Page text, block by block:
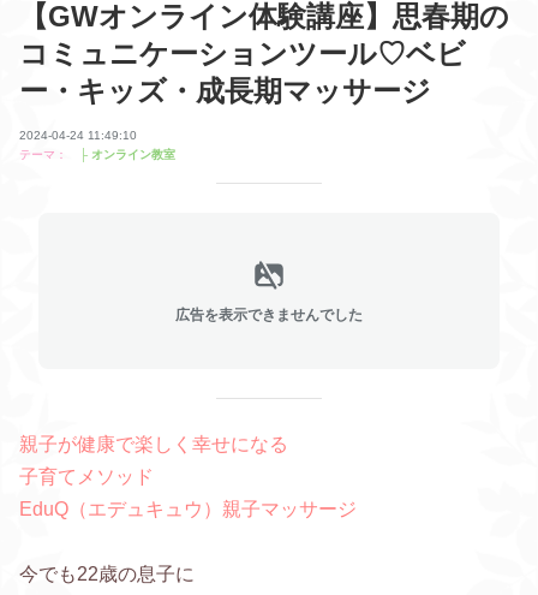
【GWオンライン体験講座】思春期の
コミュニケーションツール♡ベビ
ー・キッズ・成長期マッサージ
2024-04-24 11:49:10
テーマ：
├ オンライン教室
広告を表示できませんでした
親子が健康で楽しく幸せになる
子育てメソッド
EduQ（エデュキュウ）親子マッサージ
今でも22歳の息子に